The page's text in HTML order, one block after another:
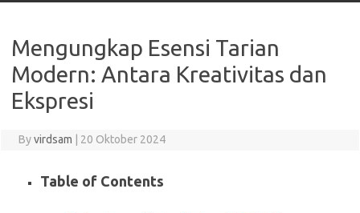
Mengungkap Esensi Tarian
Modern: Antara Kreativitas dan
Ekspresi
Byvirdsam 20 Oktober 2024
Table of Contents